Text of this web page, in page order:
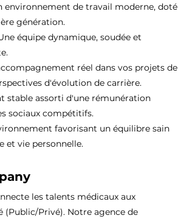
environnement de travail moderne, doté
génération.
équipe dynamique, soudée et
réel dans vos projets de
d'évolution de carrière.
stable assorti d'une rémunération
sociaux compétitifs.
favorisant un équilibre sain
et vie personnelle.
les talents médicaux aux
(Public/Privé). Notre agence de